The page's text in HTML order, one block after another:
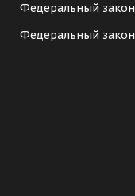
Федеральный
Федеральный